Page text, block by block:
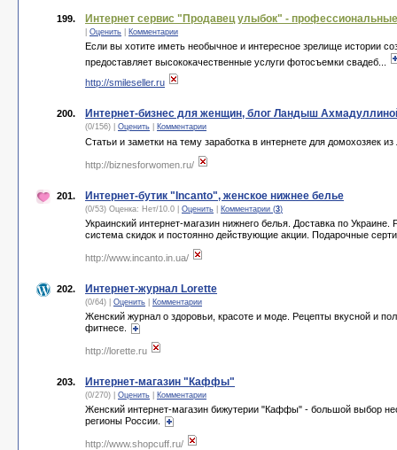
199. Интернет сервис "Продавец улыбок" -
Оценить Комментарии
Если вы хотите иметь необычное и интересное зрелище истории
предоставляет высококачественные услуги фотосъемки свадеб...
http://smileseller.ru
200. Интернет-бизнес для женщин, блог Ландыш
(0/156) | Оценить Комментарии
Статьи и заметки на тему заработка в интернете для домохозяек
http://biznesforwomen.ru/
201. Интернет-бутик "Incanto", женское нижнее белье
(0/53) Оценка: Нет/10.0 Оценить Комментарии (3)
Украинский интернет-магазин нижнего белья. Доставка по
система скидок и постоянно действующие акции. Подарочные
http://www.incanto.in.ua/
202. Интернет-журнал Lorette
(0/64) | Оценить Комментарии
Женский журнал о здоровьи, красоте и моде. Рецепты вкусной и
фитнесе.
http://lorette.ru
203. Интернет-магазин "Каффы"
(0/270) | Оценить Комментарии
Женский интернет-магазин бижутерии "Каффы" - большой выбор
регионы России.
http://www.shopcuff.ru/